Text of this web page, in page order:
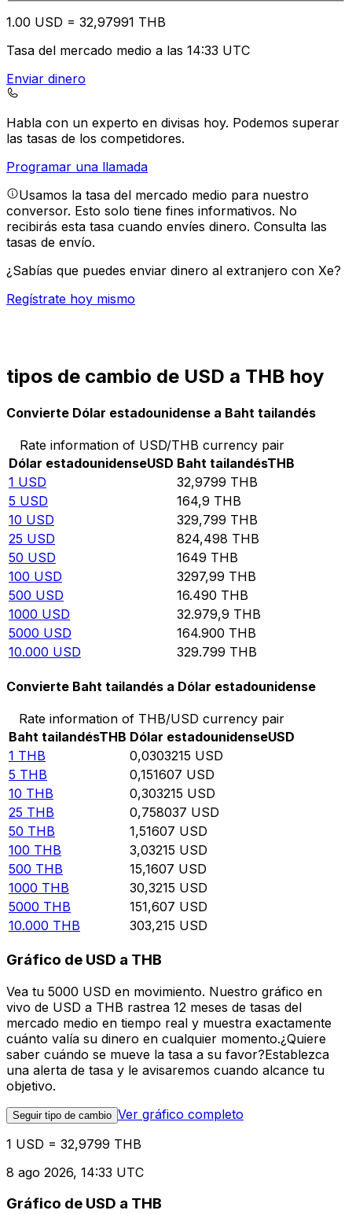
1.00 USD = 32,97991 THB
Tasa del mercado medio a las 14:33 UTC
Enviar dinero
Habla con un experto en divisas hoy. Podemos superar
las tasas de los competidores.
Programar una llamada
Usamos la tasa del mercado medio para nuestro
conversor. Esto solo tiene fines informativos. No
recibirás esta tasa cuando envíes dinero. Consulta las
tasas de envío.
¿Sabías que puedes enviar dinero al extranjero con Xe?
Regístrate hoy mismo
tipos de cambio de USD a THB hoy
Convierte Dólar estadounidense a Baht tailandés
Rate information of USD/THB currency pair
Dólar estadounidenseUSD Baht tailandésTHB
1 USD 32,9799 THB
5 USD 164,9 THB
10 USD 329,799 THB
25 USD 824,498 THB
50 USD 1649 THB
100 USD 3297,99 THB
500 USD 16.490 THB
1000 USD 32.979,9 THB
5000 USD 164.900 THB
10.000 USD 329.799 THB
Convierte Baht tailandés a Dólar estadounidense
Rate information of THB/USD currency pair
Baht tailandésTHB Dólar estadounidenseUSD
1 THB 0,0303215 USD
5 THB 0,151607 USD
10 THB 0,303215 USD
25 THB 0,758037 USD
50 THB 1,51607 USD
100 THB 3,03215 USD
500 THB 15,1607 USD
1000 THB 30,3215 USD
5000 THB 151,607 USD
10.000 THB 303,215 USD
Gráfico de USD a THB
Vea tu 5000 USD en movimiento. Nuestro gráfico en
vivo de USD a THB rastrea 12 meses de tasas del
mercado medio en tiempo real y muestra exactamente
cuánto valía su dinero en cualquier momento.¿Quiere
saber cuándo se mueve la tasa a su favor?Establezca
una alerta de tasa y le avisaremos cuando alcance tu
objetivo.
Seguir tipo de cambio Ver gráfico completo
1 USD = 32,9799 THB
8 ago 2026, 14:33 UTC
Gráfico de USD a THB